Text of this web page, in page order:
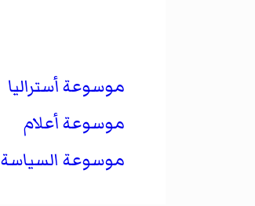
موسوعة أستراليا
موسوعة أعلام
موسوعة السياسة